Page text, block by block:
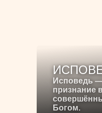
Исповедь
признание
Богом.